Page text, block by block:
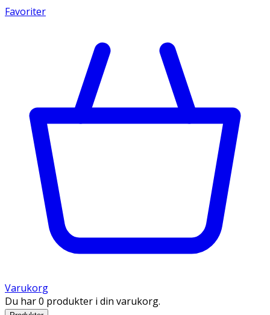
Favoriter
Varukorg
Du har 0 produkter i din varukorg.